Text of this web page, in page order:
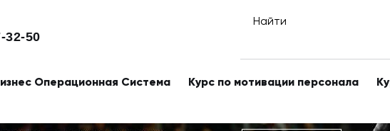
32-50
Найти
Операционная Система Курс по мотивации персонала